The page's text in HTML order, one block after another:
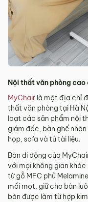
Nội thất văn phòng
MyChair là một địa chỉ
thất văn phòng tại Hà
loạt các sản phẩm nội
giám đốc, bàn ghế
họp, sofa và tủ tài liệu.
Bàn di động của
với mọi không gian
từ gỗ MFC phủ
mối mọt, giữ cho bàn
bàn được làm từ hợp